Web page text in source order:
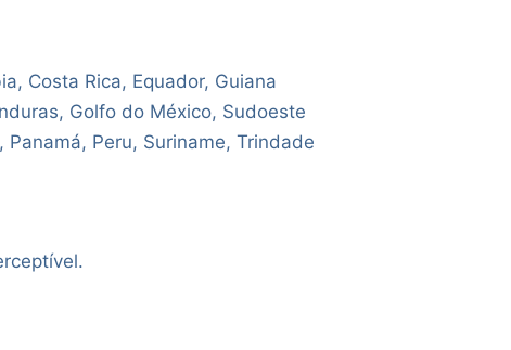
Costa Rica, Equador, Guiana
Golfo do México, Sudoeste
Panamá, Peru, Suriname, Trindade